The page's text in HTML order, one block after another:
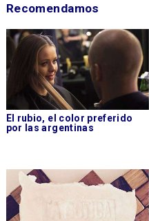
Recomendamos
El rubio, el color preferido
por las argentinas